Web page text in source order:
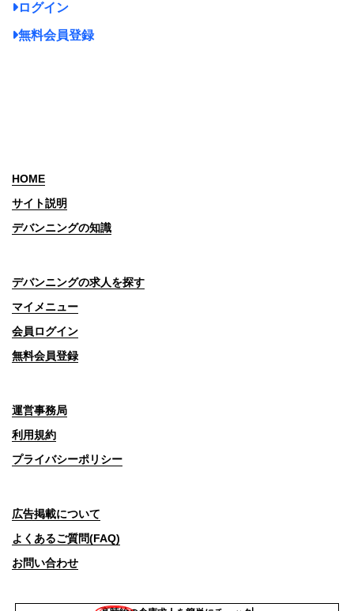
ログイン
無料会員登録
HOME
サイト説明
デバンニングの知識
デバンニングの求人を探す
マイメニュー
会員ログイン
無料会員登録
運営事務局
利用規約
プライバシーポリシー
広告掲載について
よくあるご質問(FAQ)
お問い合わせ